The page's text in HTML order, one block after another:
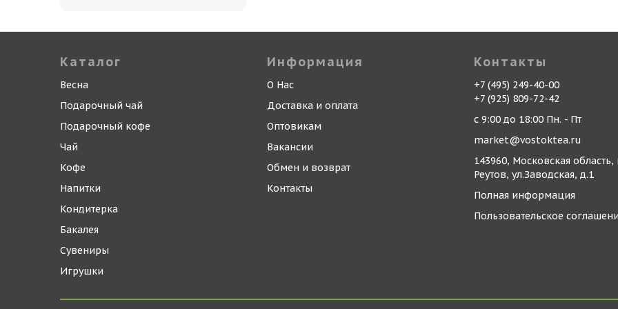
Каталог
Весна
Подарочный чай
Подарочный кофе
Чай
Кофе
Напитки
Кондитерка
Бакалея
Сувениры
Игрушки
Информация
О Нас
Доставка и оплата
Оптовикам
Вакансии
Обмен и возврат
Контакты
Контакты
+7 (495) 249-40-00
+7 (925) 809-72-42
с 9:00 до 18:00 Пн. - Пт
market@vostoktea.ru
143960, Московская область,
Реутов, ул.Заводская, д.1
Полная информация
Пользовательское